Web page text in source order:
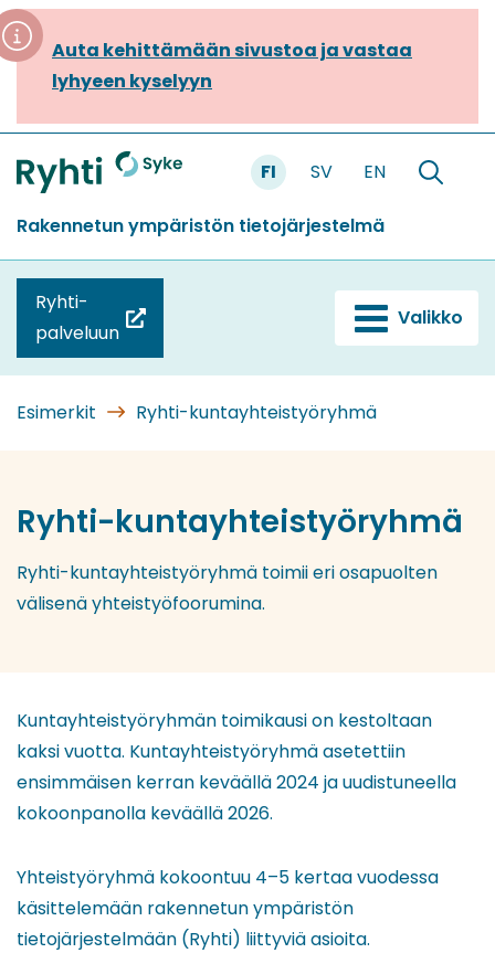
Siirry
sisältöönAuta kehittämään sivustoa ja vastaa
lyhyeen kyselyyn
Etusivu
FI SV EN
Hae
Rakennetun ympäristön tietojärjestelmä
Ryhti-
palveluun
(siirryt
toiseen
Valikko
Esimerkit Ryhti-kuntayhteistyöryhmä
Ryhti-kuntayhteistyöryhmä
Ryhti-kuntayhteistyöryhmä toimii eri osapuolten
välisenä yhteistyöfoorumina.
Kuntayhteistyöryhmän toimikausi on kestoltaan
kaksi vuotta. Kuntayhteistyöryhmä asetettiin
ensimmäisen kerran keväällä 2024 ja uudistuneella
kokoonpanolla keväällä 2026.
Yhteistyöryhmä kokoontuu 4–5 kertaa vuodessa
käsittelemään rakennetun ympäristön
tietojärjestelmään (Ryhti) liittyviä asioita.